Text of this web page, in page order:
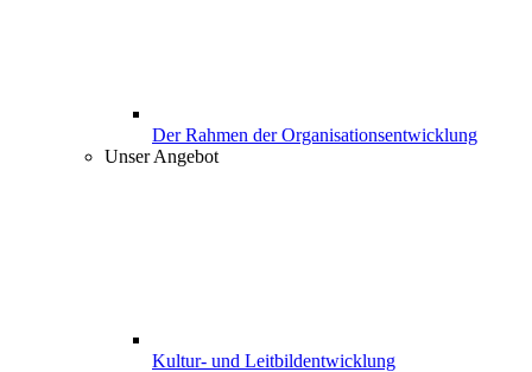
Der Rahmen der Organisationsentwicklung
Unser Angebot
Kultur- und Leitbildentwicklung